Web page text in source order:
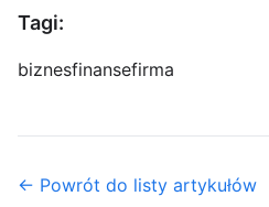
Tagi:
biznesfinansefirma
← Powrót do listy artykułów